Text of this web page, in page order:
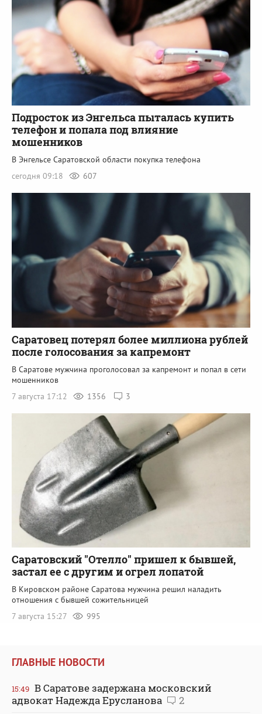
Подросток из Энгельса пыталась купить
телефон и попала под влияние
мошенников
В Энгельсе Саратовской области покупка телефона
сегодня 09:18
607
Саратовец потерял более миллиона рублей
после голосования за капремонт
В Саратове мужчина проголосовал за капремонт и попал в сети
мошенников
7 августа 17:12
1356 3
Саратовский "Отелло" пришел к бывшей,
застал ее с другим и огрел лопатой
В Кировском районе Саратова мужчина решил наладить
отношения с бывшей сожительницей
7 августа 15:27
995
ГЛАВНЫЕ НОВОСТИ
15:49 В Саратове задержана московский
адвокат Надежда Ерусланова
2